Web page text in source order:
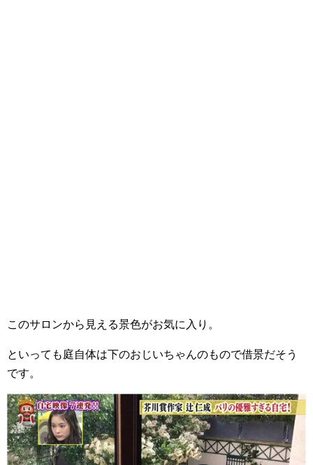
このサロンから見える景色がお気に入り。
といっても庭自体は下のおじいちゃんのもので借景だそう
です。